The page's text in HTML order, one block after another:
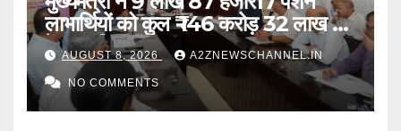
लाभार्थियों को कुल ₹ 146 करोड़ 32 लाख की
पेंशन राशि का किया भुगतान
AUGUST 8, 2026 A2ZNEWSCHANNEL.IN
NO COMMENTS